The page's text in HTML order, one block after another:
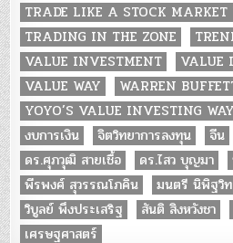
TRADE LIKE A STOCK
TRADING IN THE ZONE
VALUE INVESTMENT
VALUE
VALUE WAY
WARREN
YOYO’S VALUE INVESTING WAY
งบการเงิน
จิตวิทยาการลงทุน จีน
ดร.ศุภวุฒิ สายเชื้อ
ดร.ไสว บุญมา
พีรพงศ์ สุวรรณโภคิน
มนตรี นิพิฐวิ
วิบูลย์ พึงประเสริฐ
สันติ สิงหวังชา
เศรษฐศาสตร์